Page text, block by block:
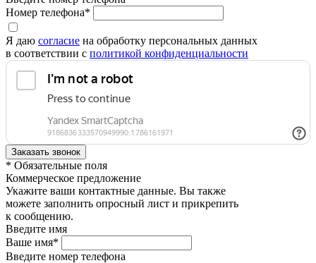
Номер телефона*
Я даю согласие на обработку персональных данных
в соответствии с политикой конфиденциальности
* Обязательные поля
Коммерческое предложение
Укажите ваши контактные данные. Вы также
можете заполнить опросный лист и прикрепить
к сообщению.
Введите имя
Ваше имя*
Введите номер телефона